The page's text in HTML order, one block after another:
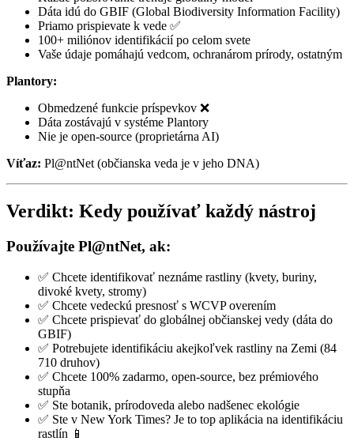
Dáta idú do GBIF (Global Biodiversity Information Facility)
Priamo prispievate k vede ✅
100+ miliónov identifikácií po celom svete
Vaše údaje pomáhajú vedcom, ochranárom prírody, ostatným
Plantory:
Obmedzené funkcie príspevkov ❌
Dáta zostávajú v systéme Plantory
Nie je open-source (proprietárna AI)
Víťaz: Pl@ntNet (občianska veda je v jeho DNA)
Verdikt: Kedy používať každý nástroj
Používajte Pl@ntNet, ak:
✅ Chcete identifikovať neznáme rastliny (kvety, buriny,
divoké kvety, stromy)
✅ Chcete vedeckú presnosť s WCVP overením
✅ Chcete prispievať do globálnej občianskej vedy (dáta do
GBIF)
✅ Potrebujete identifikáciu akejkoľvek rastliny na Zemi (84
710 druhov)
✅ Chcete 100% zadarmo, open-source, bez prémiového
stupňa
✅ Ste botanik, prírodoveda alebo nadšenec ekológie
✅ Ste v New York Times? Je to top aplikácia na identifikáciu
rastlín 📱